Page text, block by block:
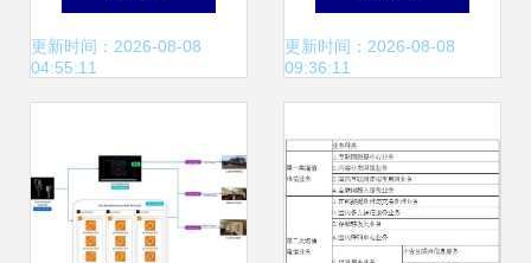
据处理的协同优化
更新时间：2026-08-08
04:55:11
与数据处理存储的
更新时间：2026-08-08
09:36:11